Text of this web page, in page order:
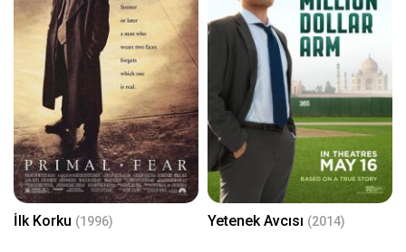
İlk Korku (1996) Yetenek Avcısı (2014)